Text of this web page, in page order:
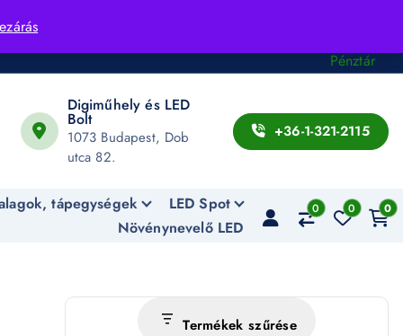
Pénztár
Digiműhely és LED
Bolt
1073 Budapest, Dob
utca 82.
+36-1-321-2115
tápegységek
LED Spot
Növénynevelő LED
0 0 0
Termékek szűrése